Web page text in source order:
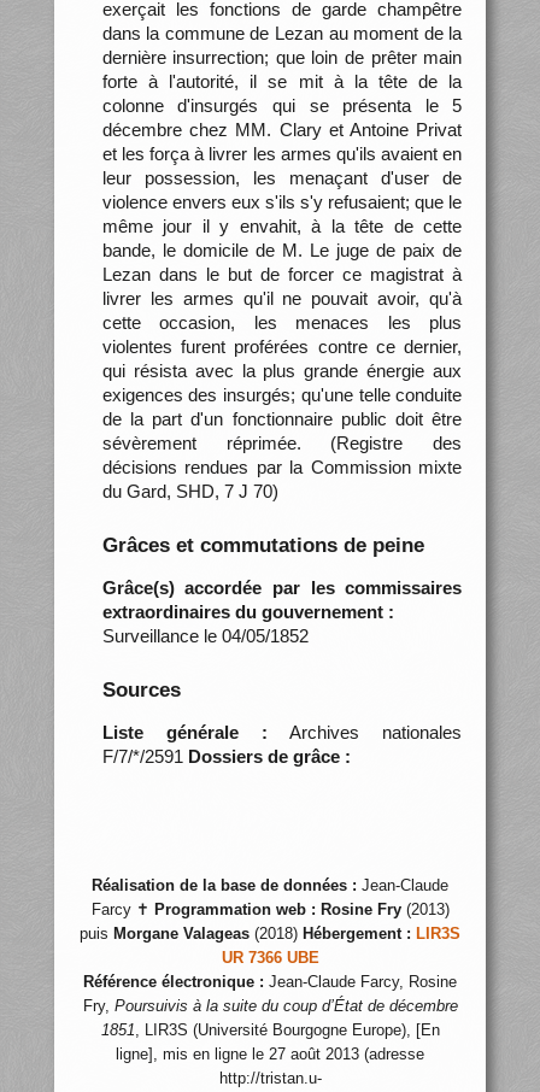
exerçait les fonctions de garde champêtre
dans la commune de Lezan au moment de la
dernière insurrection; que loin de prêter main
forte à l'autorité, il se mit à la tête de la
colonne d'insurgés qui se présenta le 5
décembre chez MM. Clary et Antoine Privat
et les força à livrer les armes qu'ils avaient en
leur possession, les menaçant d'user de
violence envers eux s'ils s'y refusaient; que le
même jour il y envahit, à la tête de cette
bande, le domicile de M. Le juge de paix de
Lezan dans le but de forcer ce magistrat à
livrer les armes qu'il ne pouvait avoir, qu'à
cette occasion, les menaces les plus
violentes furent proférées contre ce dernier,
qui résista avec la plus grande énergie aux
exigences des insurgés; qu'une telle conduite
de la part d'un fonctionnaire public doit être
sévèrement réprimée. (Registre des
décisions rendues par la Commission mixte
du Gard, SHD, 7 J 70)
Grâces et commutations de peine
Grâce(s) accordée par les commissaires
extraordinaires du gouvernement :
Surveillance le 04/05/1852
Sources
Liste générale : Archives nationales
F/7/*/2591 Dossiers de grâce :
Réalisation de la base de données : Jean-Claude
Farcy ✝ Programmation web : Rosine Fry(2013)
puis Morgane Valageas (2018) Hébergement : LIR3S
UR 7366 UBE
Référence électronique : Jean-Claude Farcy, Rosine
Fry, Poursuivis à la suite du coup d’État de décembre
1851, LIR3S (Université Bourgogne Europe), [En
ligne], mis en ligne le 27 août 2013 (adresse
http://tristan.u-